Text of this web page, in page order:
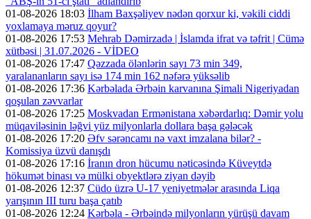
01-08-2026 18:03 İlham Baxşəliyev nədən qorxur ki, vəkili ciddi
yoxlamaya məruz qoyur?
01-08-2026 17:53 Mehrab Dəmirzadə | İslamda ifrat və təfrit | Cümə
xütbəsi | 31.07.2026 - VİDEO
01-08-2026 17:47 Qəzzada ölənlərin sayı 73 min 349,
yaralananların sayı isə 174 min 162 nəfərə yüksəlib
01-08-2026 17:36 Kərbəlada Ərbəin karvanına Şimali Nigeriyadan
qoşulan zəvvarlar
01-08-2026 17:25 Moskvadan Ermənistana xəbərdarlıq: Dəmir yolu
müqaviləsinin ləğvi yüz milyonlarla dollara başa gələcək
01-08-2026 17:20 Əfv sərəncamı nə vaxt imzalana bilər? -
Komissiya üzvü danışdı
01-08-2026 17:16 İranın dron hücumu nəticəsində Küveytdə
hökumət binası və mülki obyektlərə ziyan dəyib
01-08-2026 12:37 Cüdo üzrə U-17 yeniyetmələr arasında Liqa
yarışının III turu başa çatıb
01-08-2026 12:24 Kərbəla - Ərbəində milyonların yürüşü davam